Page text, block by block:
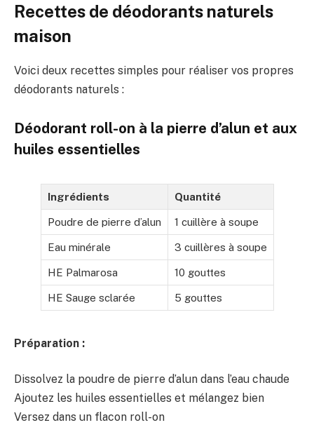
Recettes de déodorants naturels
maison
Voici deux recettes simples pour réaliser vos propres
déodorants naturels :
Déodorant roll-on à la pierre d’alun et aux
huiles essentielles
Ingrédients Quantité
Poudre de pierre d’alun 1 cuillère à soupe
Eau minérale 3 cuillères à soupe
HE Palmarosa 10 gouttes
HE Sauge sclarée 5 gouttes
Préparation :
Dissolvez la poudre de pierre d’alun dans l’eau chaude
Ajoutez les huiles essentielles et mélangez bien
Versez dans un flacon roll-on